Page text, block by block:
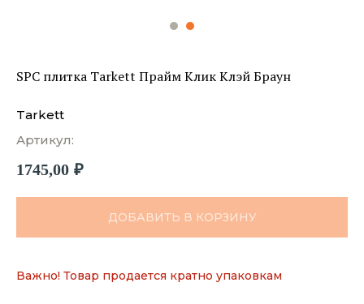
SPC плитка Tarkett Прайм Клик Клэй Браун
Tarkett
Артикул:
1745,00 ₽
ДОБАВИТЬ В КОРЗИНУ
Важно! Товар продается кратно упаковкам